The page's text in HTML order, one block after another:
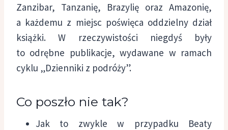
Zanzibar, Tanzanię, Brazylię oraz Amazonię,
a każdemu z miejsc poświęca oddzielny dział
książki. W rzeczywistości niegdyś były
to odrębne publikacje, wydawane w ramach
cyklu „Dzienniki z podróży”.
Co poszło nie tak?
Jak to zwykle w przypadku Beaty